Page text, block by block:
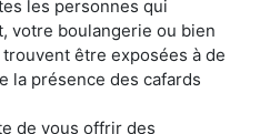
les personnes qui
votre boulangerie ou bien
être exposées à de
la présence des cafards
de vous offrir des